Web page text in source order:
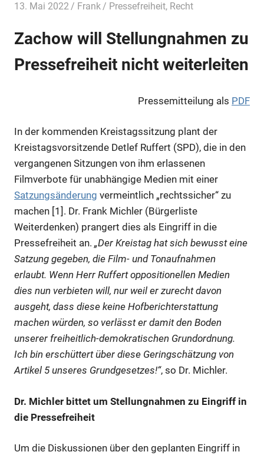
13. Mai 2022 Frank Pressefreiheit, Recht
Zachow will Stellungnahmen zu
Pressefreiheit nicht weiterleiten
Pressemitteilung als PDF
In der kommenden Kreistagssitzung plant der
Kreistagsvorsitzende Detlef Ruffert (SPD), die in den
vergangenen Sitzungen von ihm erlassenen
Filmverbote für unabhängige Medien mit einer
Satzungsänderung vermeintlich „rechtssicher“ zu
machen [1]. Dr. Frank Michler (Bürgerliste
Weiterdenken) prangert dies als Eingriff in die
Pressefreiheit an. „Der Kreistag hat sich bewusst eine
Satzung gegeben, die Film- und Tonaufnahmen
erlaubt. Wenn Herr Ruffert oppositionellen Medien
dies nun verbieten will, nur weil er zurecht davon
ausgeht, dass diese keine Hofberichterstattung
machen würden, so verlässt er damit den Boden
unserer freiheitlich-demokratischen Grundordnung.
Ich bin erschüttert über diese Geringschätzung von
Artikel 5 unseres Grundgesetzes!“, so Dr. Michler.
Dr. Michler bittet um Stellungnahmen zu Eingriff in
die Pressefreiheit
Um die Diskussionen über den geplanten Eingriff in